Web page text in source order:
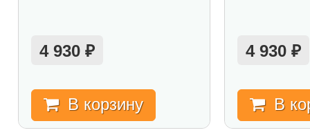
4 930 ₽
В корзину
4 930₽
В